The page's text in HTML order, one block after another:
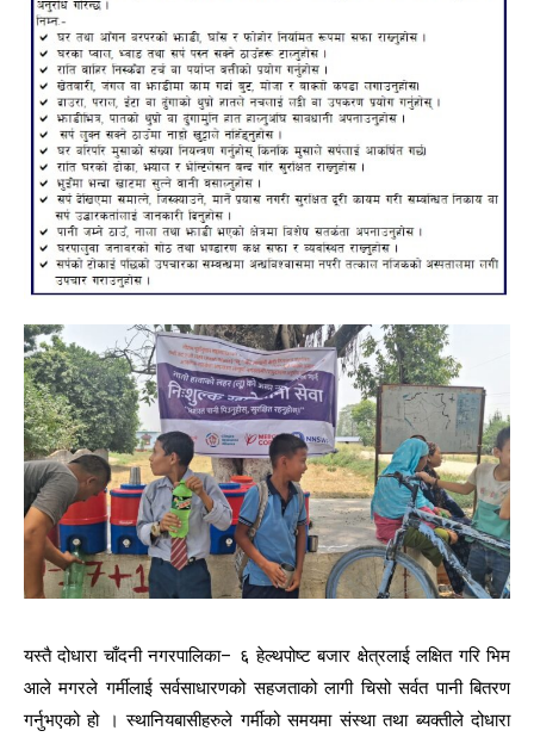
यस्तै दोधारा चाँदनी नगरपालिका– ६ हेल्थपोष्ट बजार क्षेत्रलाई लक्षित गरि भिम
आले मगरले गर्मीलाई सर्वसाधारणको सहजताको लागी चिसो सर्वत पानी बितरण
गर्नुभएको हो । स्थानियबासीहरुले गर्मीको समयमा संस्था तथा ब्यक्तीले दोधारा